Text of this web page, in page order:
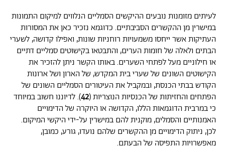
לעיתים מזומנות נובעים ההיקשים הסמליים הנלווים למיקום התמונות
במישרין מן ההקשרים הסביבתיים. כדוגמא נזכיר כאן את המסורות
העתיקות אשר ייחסו משמעויות רוחניות שונות, ואפילו קדושה, לשערי
הבתים ולאלה של חומות הערים, והתבטאו בקישוטים סמליים דתיים
או חילוניים מעל לפתחי השערים. באותו הקשר ניתן להזכיר את
הקישוטים השונים של שערי בית המקדש, של הארון ושל ארונות
הקודש בבתי הכנסת, ובמקביל את העיטורים הסמליים השונים של
הפתחים והחזיתות של הכנסיות הנוצריות (42). לדיוננו חשוב במיוחד
כי במרבית הדוגמאות הללו, הקדושה או היוקרה של הדימויים
האמנותיים והסמלים, מוקנית להם במישרין על-ידי היקשי המיקום.
לכן, ניתוק הדימויים מן ההקשרים שלהם נועדו, גורע, כמובן,
מאפשרויות התפיסה של הבעתם.